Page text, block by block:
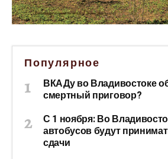
Популярное
ВКАДу во Владивостоке
смертный приговор?
С 1 ноября: Во
автобусов будут
сдачи